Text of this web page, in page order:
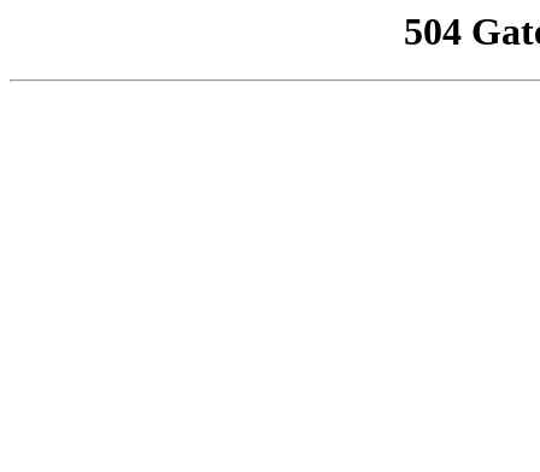
504